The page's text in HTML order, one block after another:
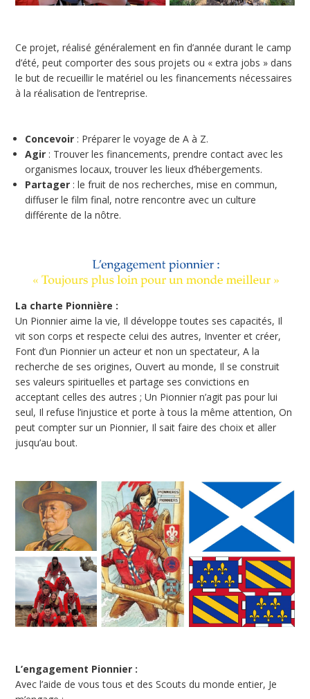
Ce projet, réalisé généralement en fin d’année durant le camp
d’été, peut comporter des sous projets ou « extra jobs » dans
le but de recueillir le matériel ou les financements nécessaires
à la réalisation de l’entreprise.
Concevoir : Préparer le voyage de A à Z.
Agir : Trouver les financements, prendre contact avec les
organismes locaux, trouver les lieux d’hébergements.
Partager : le fruit de nos recherches, mise en commun,
diffuser le film final, notre rencontre avec un culture
différente de la nôtre.
La charte Pionnière :
Un Pionnier aime la vie, Il développe toutes ses capacités, Il
vit son corps et respecte celui des autres, Inventer et créer,
Font d’un Pionnier un acteur et non un spectateur, A la
recherche de ses origines, Ouvert au monde, Il se construit
ses valeurs spirituelles et partage ses convictions en
acceptant celles des autres ; Un Pionnier n’agit pas pour lui
seul, Il refuse l’injustice et porte à tous la même attention, On
peut compter sur un Pionnier, Il sait faire des choix et aller
jusqu’au bout.
L’engagement Pionnier :
Avec l’aide de vous tous et des Scouts du monde entier, Je